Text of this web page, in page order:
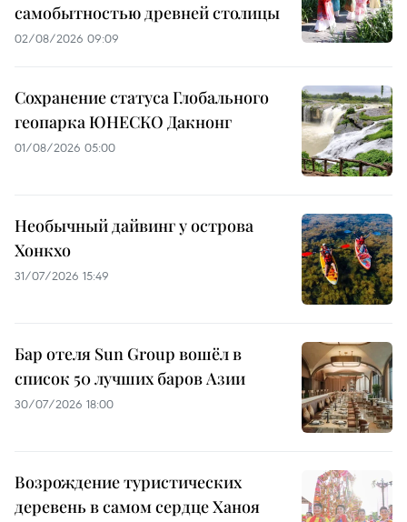
самобытностью древней столицы
02/08/2026 09:09
Сохранение статуса Глобального
геопарка ЮНЕСКО Дакнонг
01/08/2026 05:00
Необычный дайвинг у острова
Хонкхо
31/07/2026 15:49
Бар отеля Sun Group вошёл в
список 50 лучших баров Азии
30/07/2026 18:00
Возрождение туристических
деревень в самом сердце Ханоя